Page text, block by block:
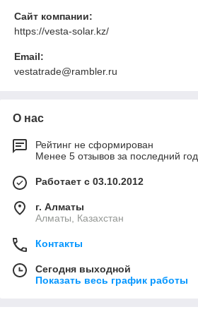
Сайт компании:
https://vesta-solar.kz/
Email:
vestatrade@rambler.ru
О нас
Рейтинг не сформирован
Менее 5 отзывов за последний год
Работает с 03.10.2012
г. Алматы
Алматы, Казахстан
Контакты
Сегодня выходной
Показать весь график работы